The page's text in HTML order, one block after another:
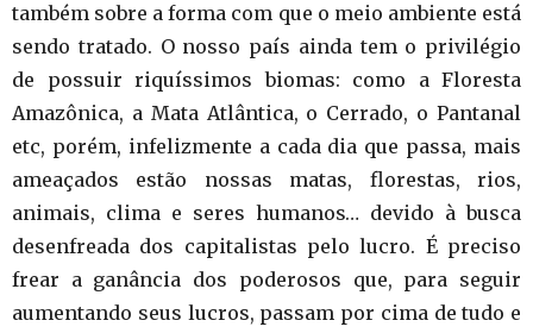
também sobre a forma com que o meio ambiente está
sendo tratado. O nosso país ainda tem o privilégio
de possuir riquíssimos biomas: como a Floresta
Amazônica, a Mata Atlântica, o Cerrado, o Pantanal
etc, porém, infelizmente a cada dia que passa, mais
ameaçados estão nossas matas, florestas, rios,
animais, clima e seres humanos… devido à busca
desenfreada dos capitalistas pelo lucro. É preciso
frear a ganância dos poderosos que, para seguir
aumentando seus lucros, passam por cima de tudo e